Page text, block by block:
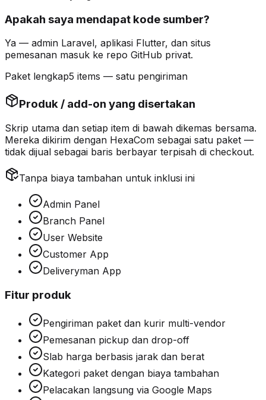
Apakah saya mendapat kode sumber?
Ya — admin Laravel, aplikasi Flutter, dan situs
pemesanan masuk ke repo GitHub privat.
Paket lengkap5 items — satu pengiriman
Produk / add-on yang disertakan
Skrip utama dan setiap item di bawah dikemas bersama.
Mereka dikirim dengan HexaCom sebagai satu paket —
tidak dijual sebagai baris berbayar terpisah di checkout.
Tanpa biaya tambahan untuk inklusi ini
Admin Panel
Branch Panel
User Website
Customer App
Deliveryman App
Fitur produk
Pengiriman paket dan kurir multi-vendor
Pemesanan pickup dan drop-off
Slab harga berbasis jarak dan berat
Kategori paket dengan biaya tambahan
Pelacakan langsung via Google Maps